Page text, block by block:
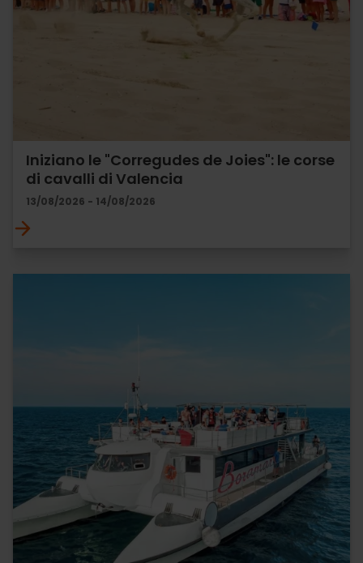
Iniziano le "Corregudes de Joies": le corse
di cavalli di Valencia
13/08/2026 - 14/08/2026